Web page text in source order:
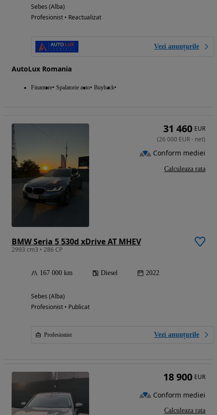
Sebes (Alba)
Profesionist • Reactualizat
Vezi anunțurile
AutoLux Romania
Finantare Spalatorie auto Buyback
BMW Seria 5 530d xDrive AT MHEV
2993 cm3 • 286 CP
167 000 km Diesel 2022
Sebes (Alba)
Profesionist • Publicat
Profesionist Vezi anunțurile
31 460 EUR
(26 000 EUR- net)
Conform mediei
Calculeaza rata
18 900 EUR
Conform mediei
Calculeaza rata